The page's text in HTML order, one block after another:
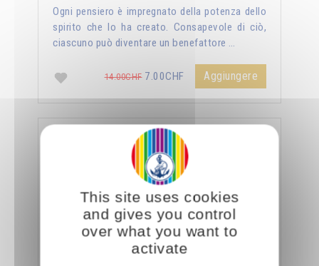
Ogni pensiero è impregnato della potenza dello
spirito che lo ha creato. Consapevole di ciò,
ciascuno può diventare un benefattore …
14.00CHF7.00CHF Aggiungere
La sessualità forza del cielo
This site uses cookies
and gives you control
over what you want to
activate